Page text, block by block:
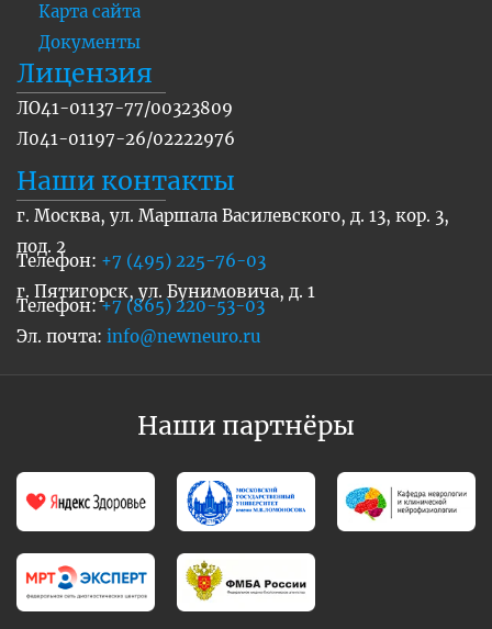
Карта сайта
Документы
Лицензия
ЛО41-01137-77/00323809
Л041-01197-26/02222976
Наши контакты
г. Москва, ул. Маршала Василевского, д. 13, кор. 3,
под. 2
Телефон: +7 (495) 225-76-03
г. Пятигорск, ул. Бунимовича, д. 1
Телефон:+7 (865) 220-53-03
Эл. почта: info@newneuro.ru
Наши партнёры